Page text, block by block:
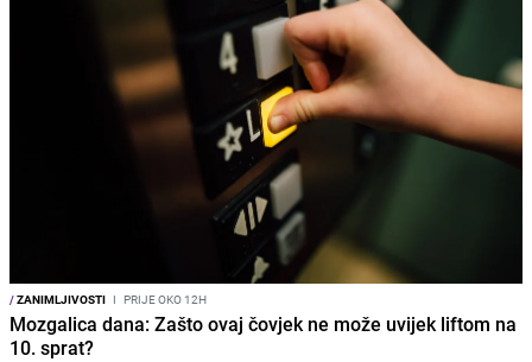
/ZANIMLJIVOSTI I PRIJE OKO 12H
Mozgalica dana: Zašto ovaj čovjek ne može uvijek liftom na
10. sprat?